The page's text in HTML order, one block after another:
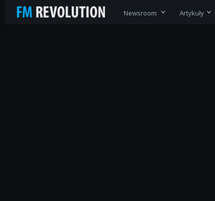
Newsroom Artykuły